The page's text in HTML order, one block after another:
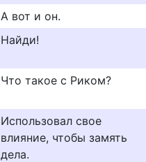
А вот и он.
Найди!
Что такое с Риком?
Использовал свое
влияние, чтобы замять
дела.